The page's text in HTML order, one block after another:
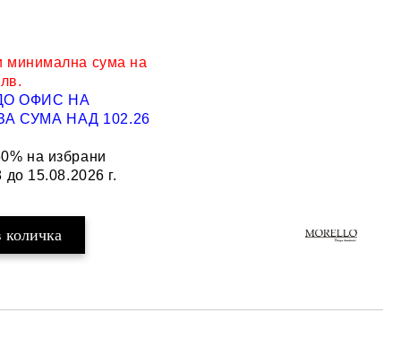
минимална сума на
ОФИС НА
СУМА НАД 102.26
на избрани
до 15.08.2026 г.